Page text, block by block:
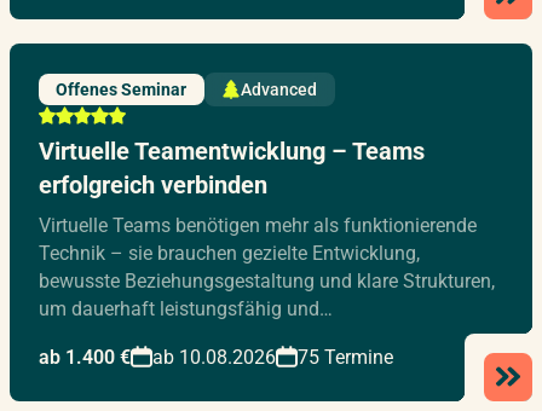
Offenes Seminar Advanced
Virtuelle Teamentwicklung – Teams
erfolgreich verbinden
Virtuelle Teams benötigen mehr als funktionierende
Technik – sie brauchen gezielte Entwicklung,
bewusste Beziehungsgestaltung und klare Strukturen,
um dauerhaft leistungsfähig und…
ab 1.400 € ab 10.08.2026 75 Termine